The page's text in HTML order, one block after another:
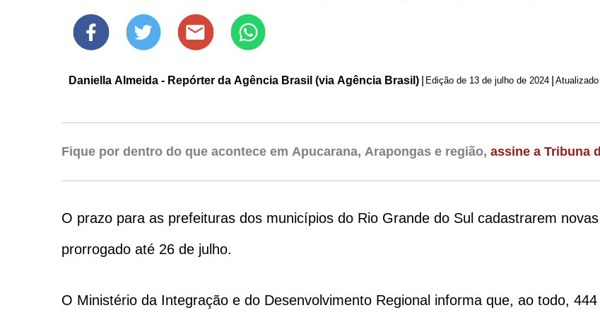
Daniella Almeida - Repórter da Agência Brasil (via Agência Brasil) Edição de 13 de julho de 2024
Fique por dentro do que acontece em Apucarana, Arapongas e região, assine a Tribuna
O prazo para as prefeituras dos municípios do Rio Grande do Sul cadastrarem
prorrogado até 26 de julho.
O Ministério da Integração e do Desenvolvimento Regional informa que, ao todo,